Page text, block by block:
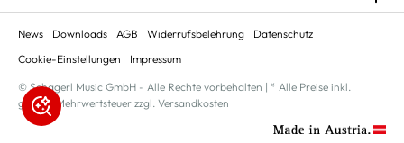
News Downloads AGB Widerrufsbelehrung
Datenschutz
Cookie-Einstellungen
Impressum
© Schagerl Music GmbH - Alle Rechte vorbehalten | * Alle Preise inkl.
gesetzl. Mehrwertsteuer zzgl. Versandkosten